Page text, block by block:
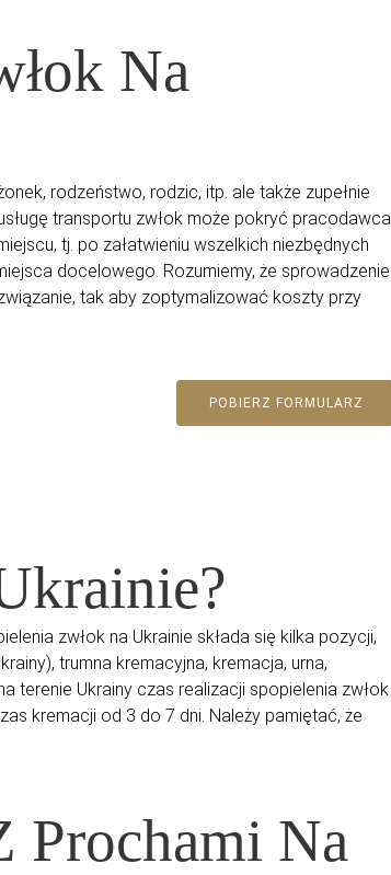
Na
rodzeństwo, rodzic, itp. ale także zupełnie
transportu zwłok może pokryć pracodawca
tj. po załatwieniu wszelkich niezbędnych
docelowego. Rozumiemy, że sprowadzenie
tak aby zoptymalizować koszty przy
POBIERZ FORMULARZ
zwłok na Ukrainie składa się kilka pozycji,
trumna kremacyjna, kremacja, urna,
terenie Ukrainy czas realizacji spopielenia zwłok
kremacji od 3 do 7 dni. Należy pamiętać, że
Prochami Na